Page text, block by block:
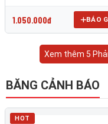
1.050.000đ BÁO
Xem thêm 5
BĂNG CẢNH BÁO
HOT